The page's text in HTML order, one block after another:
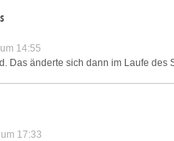
14:55
Das änderte sich dann im Laufe
17:33